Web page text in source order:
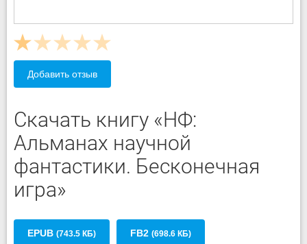
Добавить отзыв
Скачать книгу «НФ:
Альманах научной
фантастики. Бесконечная
игра»
EPUB (743.5 КБ) FB2 (698.6 КБ)